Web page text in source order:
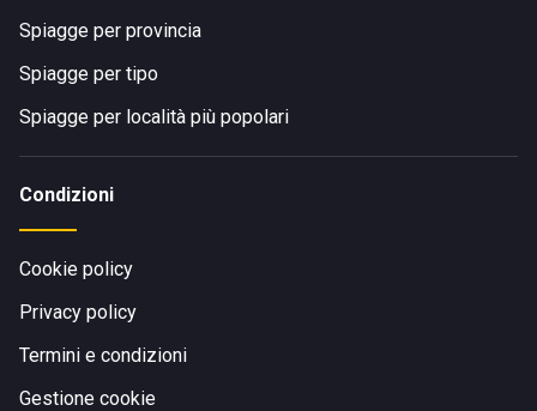
Spiagge per provincia
Spiagge per tipo
Spiagge per località più popolari
Condizioni
Cookie policy
Privacy policy
Termini e condizioni
Gestione cookie